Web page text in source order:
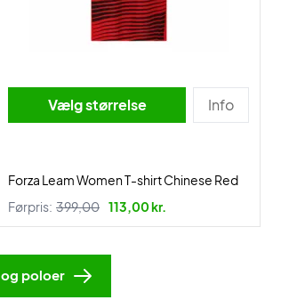
Vælg størrelse Info
Forza Leam Women T-shirt Chinese Red
Førpris: 399,00 113,00 kr.
poloer